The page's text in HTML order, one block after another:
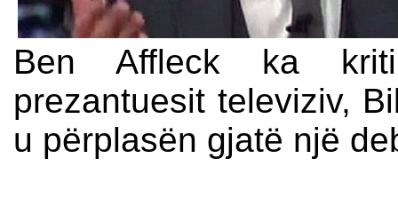
Ben Affleck ka
prezantuesit televiziv,
u përplasën gjatë një